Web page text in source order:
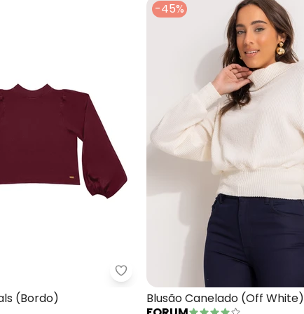
Viscose com Amarração (Estampada)
Angel - Blusa Essentials (Bordo)
(Bordo)
-45%
Blusão Canelado (Off White)